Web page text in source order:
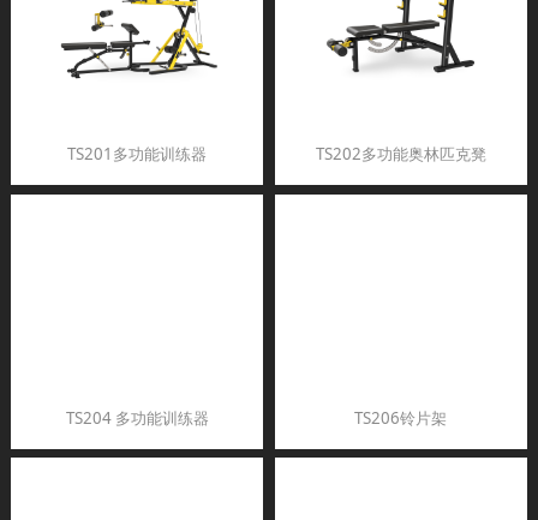
TS201多功能训练器 TS202多功能奥林匹克凳
TS204 多功能训练器 TS206铃片架